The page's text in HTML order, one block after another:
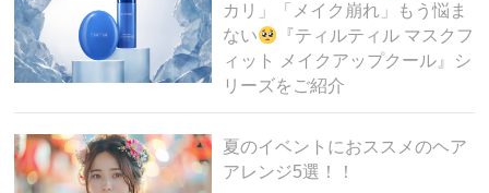
カリ」「メイク崩れ」もう悩ま
ない
『ティルティル マスクフ
ィット メイクアップクール』シ
リーズをご紹介
夏のイベントにおススメのヘア
アレンジ5選！！